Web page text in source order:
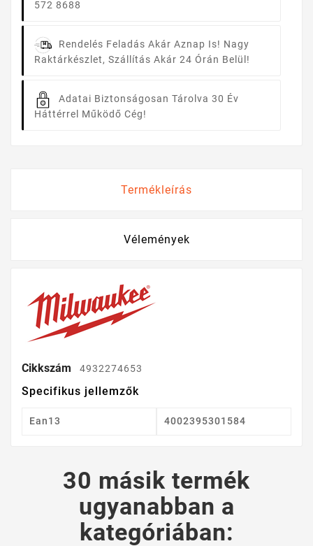
572 8688
Rendelés Feladás Akár Aznap Is! Nagy
Raktárkészlet, Szállítás Akár 24 Órán Belül!
Adatai Biztonságosan Tárolva 30 Év
Háttérrel Működő Cég!
Termékleírás
Vélemények
Cikkszám 4932274653
Specifikus jellemzők
Ean13 4002395301584
30 másik termék
ugyanabban a
kategóriában: